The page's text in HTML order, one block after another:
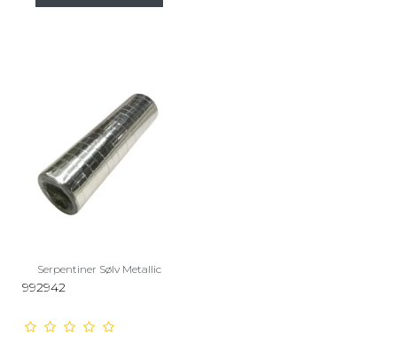
Serpentiner Sølv Metallic
992942